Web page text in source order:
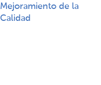
Mejoramiento de la
Calidad​​